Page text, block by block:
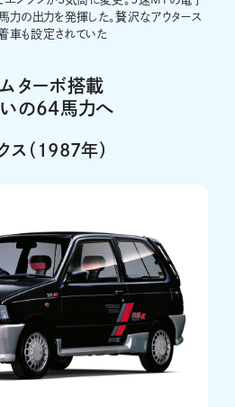
力の出力を発揮した。贅沢なアウタース
車も設定されていた
ターボ搭載
の64馬力へ
ス（1987年）